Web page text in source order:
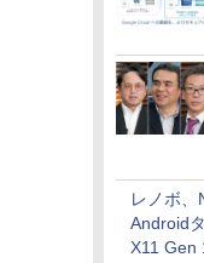
レノボ
Android
X11 Gen